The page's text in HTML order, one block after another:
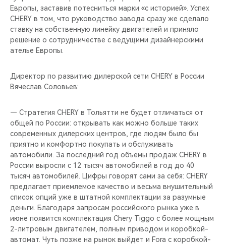
Европы, заставив потесниться марки «с историей». Успех
CHERY в том, что руководство завода сразу же сделало
ставку на собственную линейку двигателей и приняло
решение о сотрудничестве с ведущими дизайнерскими
ателье Европы.
Директор по развитию дилерской сети CHERY в России
Вячеслав Соловьев:
— Стратегия CHERY в Тольятти не будет отличаться от
общей по России: открывать как можно больше таких
современных дилерских центров, где людям было бы
приятно и комфортно покупать и обслуживать
автомобили. За последний год объемы продаж CHERY в
России выросли с 12 тысяч автомобилей в год до 40
тысяч автомобилей. Цифры говорят сами за себя: CHERY
предлагает приемлемое качество и весьма внушительный
список опций уже в штатной комплектации за разумные
деньги. Благодаря запросам российского рынка уже в
июне появится комплектация Chery Tiggo с более мощным
2-литровым двигателем, полным приводом и коробкой-
автомат. Чуть позже на рынок выйдет и Fora с коробкой-